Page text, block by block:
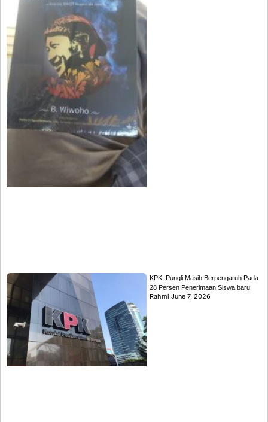
KPK: Pungli Masih Berpengaruh Pada
28 Persen Penerimaan Siswa baru
RahmiJune 7, 2026